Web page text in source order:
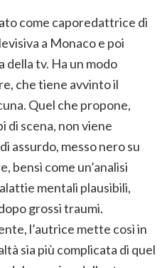
come caporedattrice di
a Monaco e poi
della tv. Ha un modo
che tiene avvinto il
Quel che propone,
di scena, non viene
assurdo, messo nero su
bensì come un’analisi
mentali plausibili,
grossi traumi.
l’autrice mette così in
sia più complicata di quel